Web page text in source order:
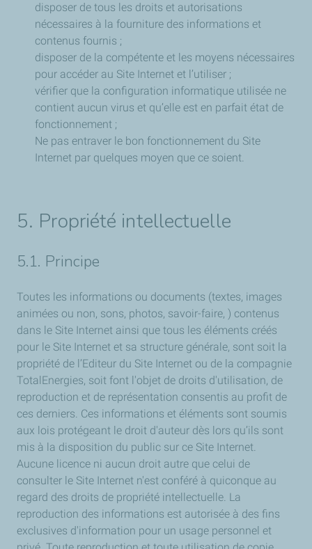
disposer de tous les droits et autorisations
nécessaires à la fourniture des informations et
contenus fournis ;
disposer de la compétente et les moyens nécessaires
pour accéder au Site Internet et l’utiliser ;
vérifier que la configuration informatique utilisée ne
contient aucun virus et qu’elle est en parfait état de
fonctionnement ;
Ne pas entraver le bon fonctionnement du Site
Internet par quelques moyen que ce soient.
5. Propriété intellectuelle
5.1. Principe
Toutes les informations ou documents (textes, images
animées ou non, sons, photos, savoir-faire, ) contenus
dans le Site Internet ainsi que tous les éléments créés
pour le Site Internet et sa structure générale, sont soit la
propriété de l’Editeur du Site Internet ou de la compagnie
TotalEnergies, soit font l'objet de droits d'utilisation, de
reproduction et de représentation consentis au profit de
ces derniers. Ces informations et éléments sont soumis
aux lois protégeant le droit d'auteur dès lors qu’ils sont
mis à la disposition du public sur ce Site Internet.
Aucune licence ni aucun droit autre que celui de
consulter le Site Internet n'est conféré à quiconque au
regard des droits de propriété intellectuelle. La
reproduction des informations est autorisée à des fins
exclusives d'information pour un usage personnel et